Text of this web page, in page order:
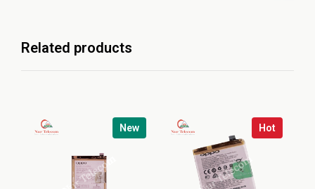
Related products
New Hot